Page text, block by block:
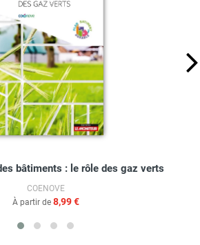
bâtiments : le rôle des gaz verts
COENOVE
À partir de 8,99 €